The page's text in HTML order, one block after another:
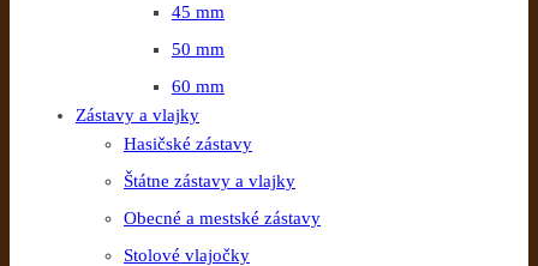
45 mm
50 mm
60 mm
Zástavy a vlajky
Hasičské zástavy
Štátne zástavy a vlajky
Obecné a mestské zástavy
Stolové vlajočky